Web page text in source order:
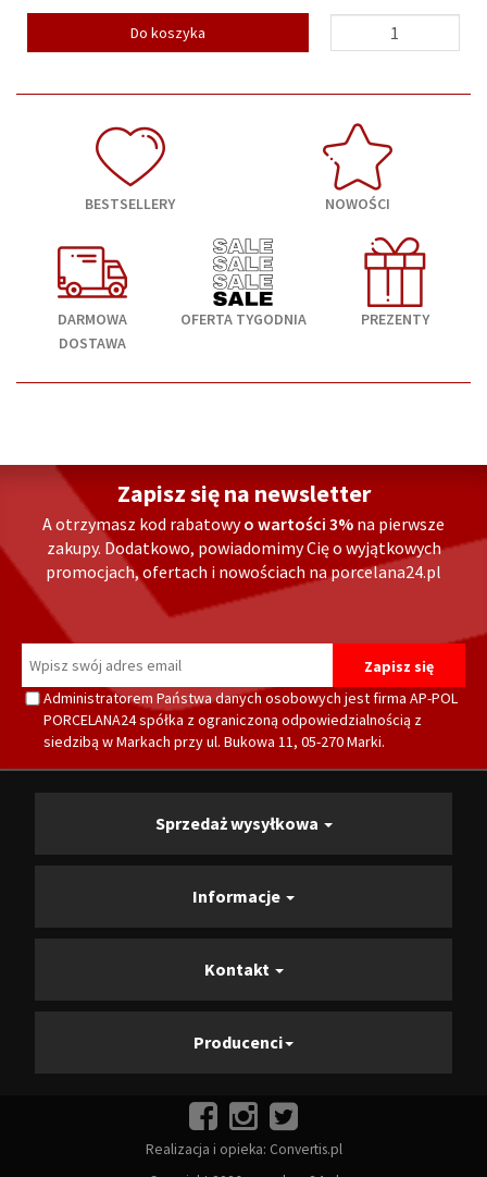
Do koszyka
BESTSELLERY NOWOŚCI
DARMOWA
DOSTAWA
OFERTA TYGODNIA PREZENTY
Zapisz się na newsletter
A otrzymasz kod rabatowyo wartości 3% na pierwsze
zakupy. Dodatkowo, powiadomimy Cię o wyjątkowych
promocjach, ofertach i nowościach na porcelana24.pl
Administratorem Państwa danych osobowych jest firma AP-POL
PORCELANA24 spółka z ograniczoną odpowiedzialnością z
siedzibą w Markach przy ul. Bukowa 11, 05-270 Marki.
Sprzedaż wysyłkowa
Informacje
Kontakt
Producenci
Realizacja i opieka: Convertis.pl